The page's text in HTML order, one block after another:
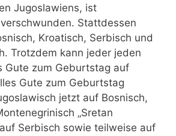
Jugoslawiens, ist
Stattdessen
Kroatisch, Serbisch und
Trotzdem kann jeder jeden
Gute zum Geburtstag auf
Gute zum Geburtstag
jetzt auf Bosnisch,
„Sretan
Serbisch sowie teilweise auf